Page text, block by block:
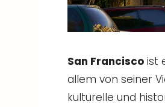
San Francisco ist
allem von seiner
kulturelle und